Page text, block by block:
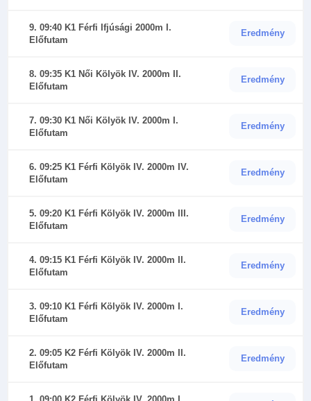
9. 09:40 K1 Férfi Ifjúsági 2000m I.
Előfutam
Eredmény
8. 09:35 K1 Női Kölyök IV. 2000m II.
Előfutam
Eredmény
7. 09:30 K1 Női Kölyök IV. 2000m I.
Előfutam
Eredmény
6. 09:25 K1 Férfi Kölyök IV. 2000m IV.
Előfutam
Eredmény
5. 09:20 K1 Férfi Kölyök IV. 2000m III.
Előfutam
Eredmény
4. 09:15 K1 Férfi Kölyök IV. 2000m II.
Előfutam
Eredmény
3. 09:10 K1 Férfi Kölyök IV. 2000m I.
Előfutam
Eredmény
2. 09:05 K2 Férfi Kölyök IV. 2000m II.
Előfutam
Eredmény